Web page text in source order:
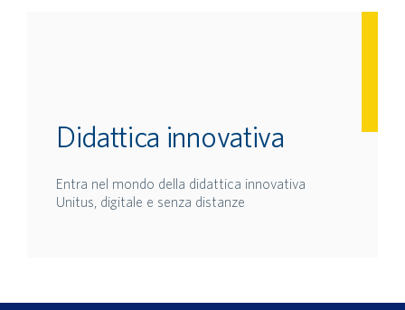
Didattica innovativa
Entra nel mondo della didattica innovativa
Unitus, digitale e senza distanze